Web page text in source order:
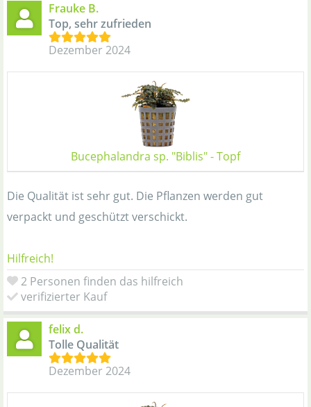
Frauke B.
Top, sehr zufrieden
Dezember 2024
Bucephalandra sp. "Biblis" - Topf
Die Qualität ist sehr gut. Die Pflanzen werden gut
verpackt und geschützt verschickt.
Hilfreich!
2 Personen finden das hilfreich
verifizierter Kauf
felix d.
Tolle Qualität
Dezember 2024